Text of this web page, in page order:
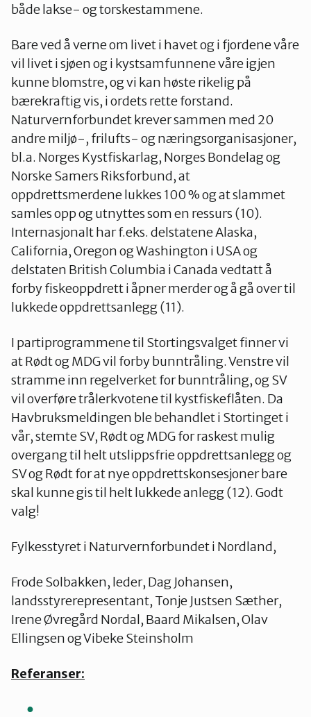
både lakse- og torskestammene.
Bare ved å verne om livet i havet og i fjordene våre
vil livet i sjøen og i kystsamfunnene våre igjen
kunne blomstre, og vi kan høste rikelig på
bærekraftig vis, i ordets rette forstand.
Naturvernforbundet krever sammen med 20
andre miljø-, frilufts- og næringsorganisasjoner,
bl.a. Norges Kystfiskarlag, Norges Bondelag og
Norske Samers Riksforbund, at
oppdrettsmerdene lukkes 100 % og at slammet
samles opp og utnyttes som en ressurs (10).
Internasjonalt har f.eks. delstatene Alaska,
California, Oregon og Washington i USA og
delstaten British Columbia i Canada vedtatt å
forby fiskeoppdrett i åpner merder og å gå over til
lukkede oppdrettsanlegg (11).
I partiprogrammene til Stortingsvalget finner vi
at Rødt og MDG vil forby bunntråling. Venstre vil
stramme inn regelverket for bunntråling, og SV
vil overføre trålerkvotene til kystfiskeflåten. Da
Havbruksmeldingen ble behandlet i Stortinget i
vår, stemte SV, Rødt og MDG for raskest mulig
overgang til helt utslippsfrie oppdrettsanlegg og
SV og Rødt for at nye oppdrettskonsesjoner bare
skal kunne gis til helt lukkede anlegg (12). Godt
valg!
Fylkesstyret i Naturvernforbundet i Nordland,
Frode Solbakken, leder, Dag Johansen,
landsstyrerepresentant, Tonje Justsen Sæther,
Irene Øvregård Nordal, Baard Mikalsen, Olav
Ellingsen og Vibeke Steinsholm
Referanser: